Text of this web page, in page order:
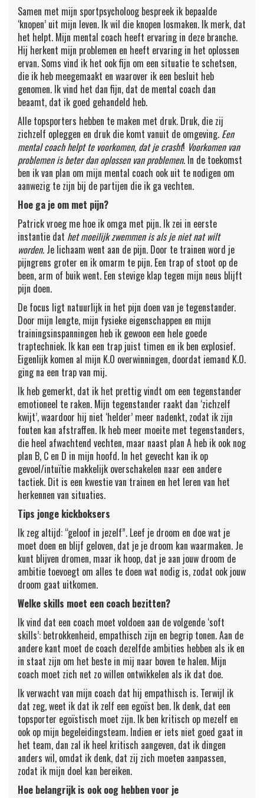
Samen met mijn sportpsycholoog bespreek ik bepaalde
‘knopen’ uit mijn leven. Ik wil die knopen losmaken. Ik merk, dat
het helpt. Mijn mental coach heeft ervaring in deze branche.
Hij herkent mijn problemen en heeft ervaring in het oplossen
ervan. Soms vind ik het ook fijn om een situatie te schetsen,
die ik heb meegemaakt en waarover ik een besluit heb
genomen. Ik vind het dan fijn, dat de mental coach dan
beaamt, dat ik goed gehandeld heb.
Alle topsporters hebben te maken met druk. Druk, die zij
zichzelf opleggen en druk die komt vanuit de omgeving. Een
mental coach helpt te voorkomen, dat je crasht! Voorkomen van
problemen is beter dan oplossen van problemen. In de toekomst
ben ik van plan om mijn mental coach ook uit te nodigen om
aanwezig te zijn bij de partijen die ik ga vechten.
Hoe ga je om met pijn?
Patrick vroeg me hoe ik omga met pijn. Ik zei in eerste
instantie dat het moeilijk zwemmen is als je niet nat wilt
worden. Je lichaam went aan de pijn. Door te trainen word je
pijngrens groter en ik omarm te pijn. Een trap of stoot op de
been, arm of buik went. Een stevige klap tegen mijn neus blijft
pijn doen.
De focus ligt natuurlijk in het pijn doen van je tegenstander.
Door mijn lengte, mijn fysieke eigenschappen en mijn
trainingsinspanningen heb ik gewoon een hele goede
traptechniek. Ik kan een trap juist timen en ik ben explosief.
Eigenlijk komen al mijn K.O overwinningen, doordat iemand K.O.
ging na een trap van mij.
Ik heb gemerkt, dat ik het prettig vindt om een tegenstander
emotioneel te raken. Mijn tegenstander raakt dan ‘zichzelf
kwijt’, waardoor hij niet ‘helder’ meer nadenkt, zodat ik zijn
fouten kan afstraffen. Ik heb meer moeite met tegenstanders,
die heel afwachtend vechten, maar naast plan A heb ik ook nog
plan B, C en D in mijn hoofd. In het gevecht kan ik op
gevoel/intuïtie makkelijk overschakelen naar een andere
tactiek. Dit is een kwestie van trainen en het leren van het
herkennen van situaties.
Tips jonge kickboksers
Ik zeg altijd: “geloof in jezelf”. Leef je droom en doe wat je
moet doen en blijf geloven, dat je je droom kan waarmaken. Je
kunt blijven dromen, maar ik hoop, dat je aan jouw droom de
ambitie toevoegt om alles te doen wat nodig is, zodat ook jouw
droom gaat uitkomen.
Welke skills moet een coach bezitten?
Ik vind dat een coach moet voldoen aan de volgende ‘soft
skills’: betrokkenheid, empathisch zijn en begrip tonen. Aan de
andere kant moet de coach dezelfde ambities hebben als ik en
in staat zijn om het beste in mij naar boven te halen. Mijn
coach moet zich net zo willen ontwikkelen als ik dat doe.
Ik verwacht van mijn coach dat hij empathisch is. Terwijl ik
dat zeg, weet ik dat ik zelf een egoïst ben. Ik denk, dat een
topsporter egoïstisch moet zijn. Ik ben kritisch op mezelf en
ook op mijn begeleidingsteam. Indien er iets niet goed gaat in
het team, dan zal ik heel kritisch aangeven, dat ik dingen
anders wil, omdat ik denk, dat zij zich moeten aanpassen,
zodat ik mijn doel kan bereiken.
Hoe belangrijk is ook oog hebben voor je